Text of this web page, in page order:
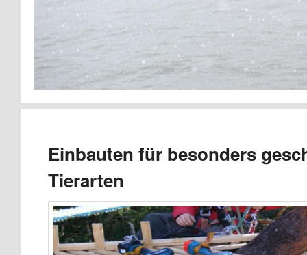
Einbauten für besonders
Tierarten